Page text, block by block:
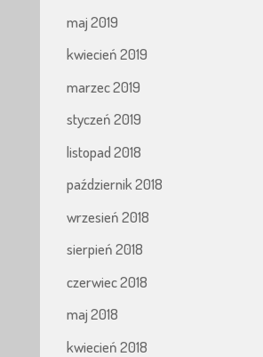
maj 2019
kwiecień 2019
marzec 2019
styczeń 2019
listopad 2018
październik 2018
wrzesień 2018
sierpień 2018
czerwiec 2018
maj 2018
kwiecień 2018